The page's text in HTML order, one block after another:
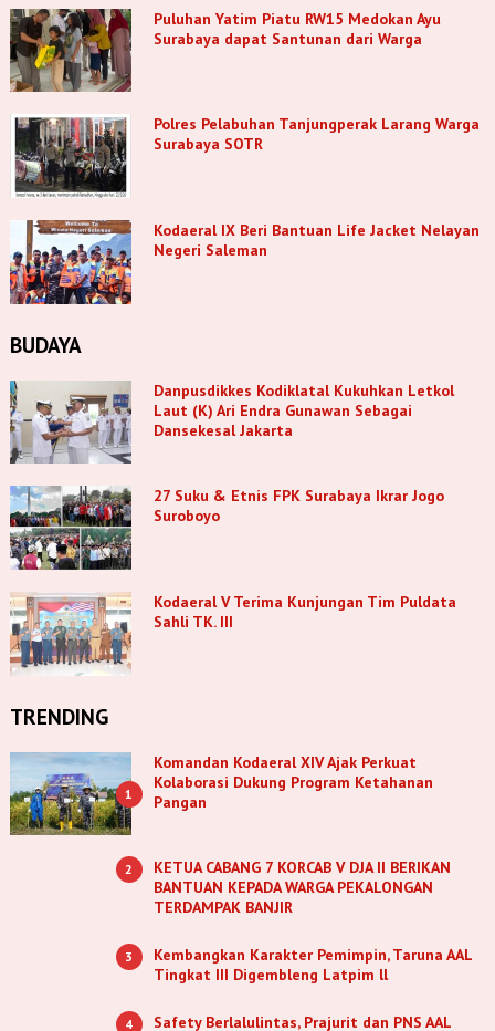
Puluhan Yatim Piatu RW15 Medokan Ayu
Surabaya dapat Santunan dari Warga
Polres Pelabuhan Tanjungperak Larang Warga
Surabaya SOTR
Kodaeral IX Beri Bantuan Life Jacket Nelayan
Negeri Saleman
BUDAYA
Danpusdikkes Kodiklatal Kukuhkan Letkol
Laut (K) Ari Endra Gunawan Sebagai
Dansekesal Jakarta
27 Suku & Etnis FPK Surabaya Ikrar Jogo
Suroboyo
Kodaeral V Terima Kunjungan Tim Puldata
Sahli TK. III
TRENDING
1
Komandan Kodaeral XIV Ajak Perkuat
Kolaborasi Dukung Program Ketahanan
Pangan
2
KETUA CABANG 7 KORCAB V DJA II BERIKAN
BANTUAN KEPADA WARGA PEKALONGAN
TERDAMPAK BANJIR
3
Kembangkan Karakter Pemimpin, Taruna AAL
Tingkat III Digembleng Latpim ll
4 Safety Berlalulintas, Prajurit dan PNS AAL